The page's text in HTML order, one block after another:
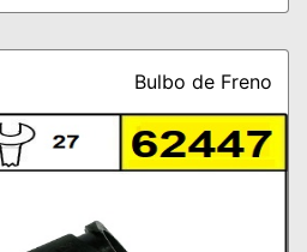
Bulbo de Freno